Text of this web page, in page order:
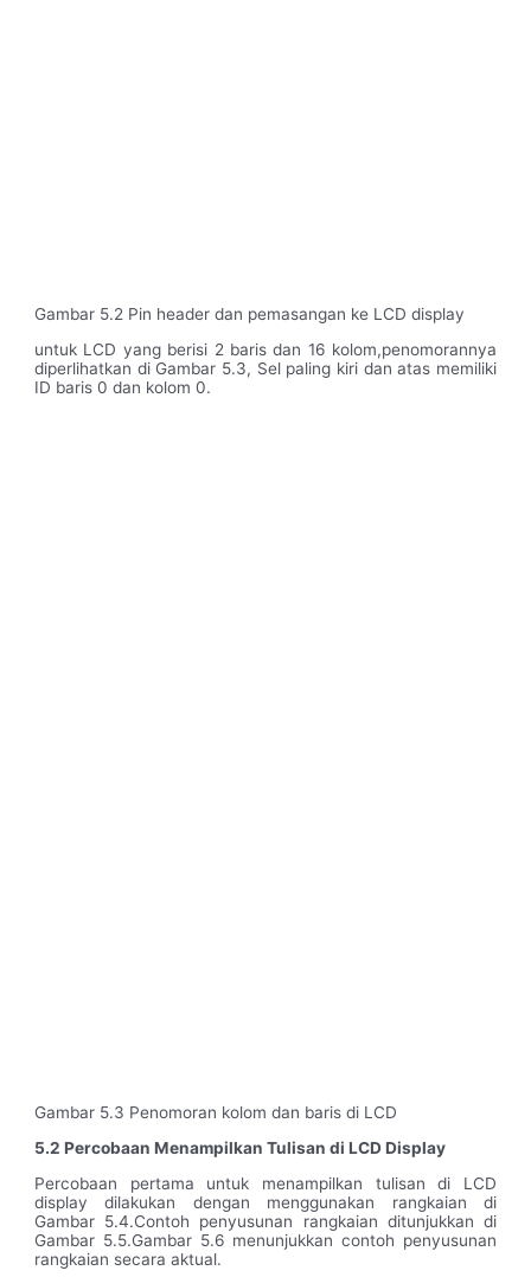
Gambar 5.2 Pin header dan pemasangan ke LCD display
untuk LCD yang berisi 2 baris dan 16 kolom,penomorannya
diperlihatkan di Gambar 5.3, Sel paling kiri dan atas memiliki
ID baris 0 dan kolom 0.
Gambar 5.3 Penomoran kolom dan baris di LCD
5.2 Percobaan Menampilkan Tulisan di LCD Display
Percobaan pertama untuk menampilkan tulisan di LCD
display dilakukan dengan menggunakan rangkaian di
Gambar 5.4.Contoh penyusunan rangkaian ditunjukkan di
Gambar 5.5.Gambar 5.6 menunjukkan contoh penyusunan
rangkaian secara aktual.